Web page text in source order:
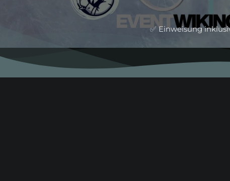
✅ Einweisung